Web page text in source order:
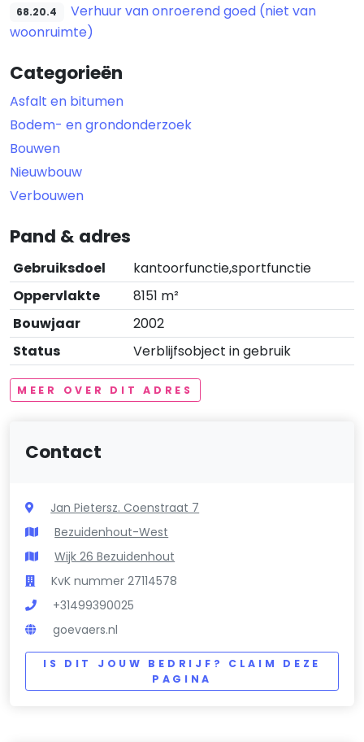
68.20.4
Verhuur van onroerend goed (niet van
woonruimte)
Categorieën
Asfalt en bitumen
Bodem- en grondonderzoek
Bouwen
Nieuwbouw
Verbouwen
Pand & adres
Gebruiksdoel
kantoorfunctie,sportfunctie
Oppervlakte
8151 m²
Bouwjaar
2002
Status
Verblijfsobject in gebruik
MEER OVER DIT ADRES
Contact
Jan Pietersz. Coenstraat 7
Bezuidenhout-West
Wijk 26 Bezuidenhout
KvK nummer 27114578
+31499390025
goevaers.nl
IS DIT JOUW BEDRIJF? CLAIM DEZE
PAGINA